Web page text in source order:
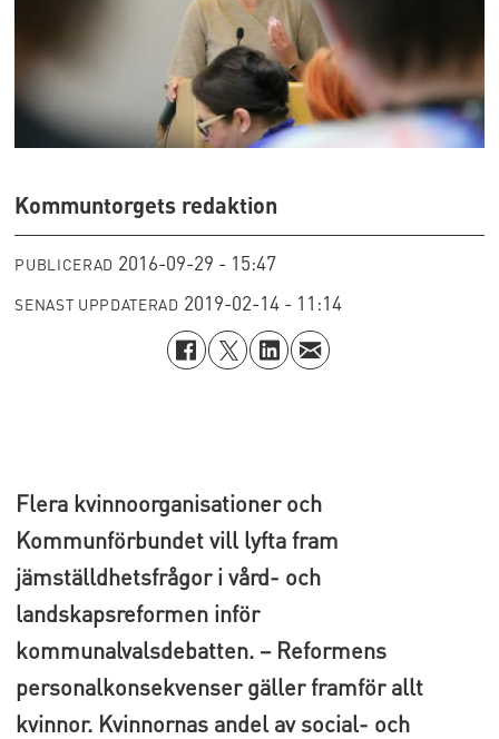
Kommuntorgets redaktion
PUBLICERAD 2016-09-29 - 15:47
SENAST UPPDATERAD 2019-02-14 - 11:14
Flera kvinnoorganisationer och
Kommunförbundet vill lyfta fram
jämställdhetsfrågor i vård- och
landskapsreformen inför
kommunalvalsdebatten. – Reformens
personalkonsekvenser gäller framför allt
kvinnor. Kvinnornas andel av social- och